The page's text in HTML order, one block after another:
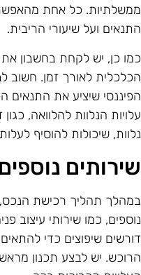
כל אחת
ועל שיעורי הריבית.
כן, יש לקחת בחשבון את
לאורך זמן. חשוב
שיציע את התנאים
הנלוות להלוואה,
שיכולות להוסיף
תהליך רכישת הנכס,
כמו שירותי עיצוב
שיפוצים כדי
יש לבצע תכנון